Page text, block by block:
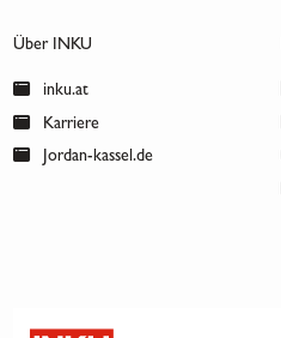
Über INKU
inku.at
Karriere
Jordan-kassel.de